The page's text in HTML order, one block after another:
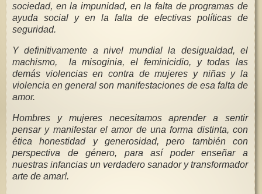
sociedad, en la impunidad, en la falta de programas de
ayuda social y en la falta de efectivas políticas de
seguridad.
Y definitivamente a nivel mundial la desigualdad, el
machismo, la misoginia, el feminicidio, y todas las
demás violencias en contra de mujeres y niñas y la
violencia en general son manifestaciones de esa falta de
amor.
Hombres y mujeres necesitamos aprender a sentir
pensar y manifestar el amor de una forma distinta, con
ética honestidad y generosidad, pero también con
perspectiva de género, para así poder enseñar a
nuestras infancias un verdadero sanador y transformador
arte de amar!.